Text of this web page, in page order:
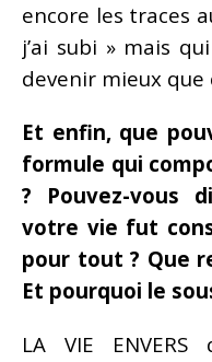
encore les traces
j’ai subi » mais
devenir mieux que
Et enfin, que
formule qui
? Pouvez-vous
votre vie fut
pour tout ? Que
Et pourquoi le
LA VIE ENVERS